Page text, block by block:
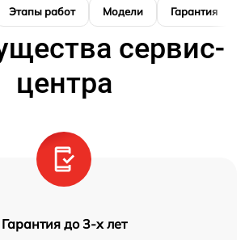
Этапы работ Модели Гарантия
сервис-
центра
Гарантия до 3-х лет